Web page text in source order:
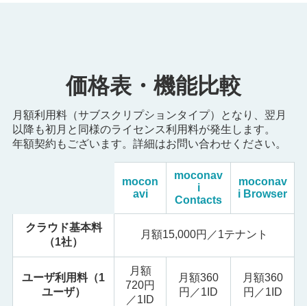
価格表・機能比較
月額利用料（サブスクリプションタイプ）となり、翌月
以降も初月と同様のライセンス利用料が発生します。
年額契約もございます。詳細はお問い合わせください。
mocon
avi
moconav
i
Contacts
moconav
i Browser
クラウド基本料
（1社）
月額15,000円／1テナント
ユーザ利用料（1
ユーザ）
月額
720円
／1ID
月額360
円／1ID
月額360
円／1ID